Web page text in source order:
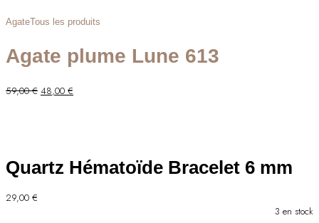
AgateTous les produits
Agate plume Lune 613
59,00€ Le
48,00 €
Quartz Hématoïde Bracelet 6 mm
29,00 €
3 en stock